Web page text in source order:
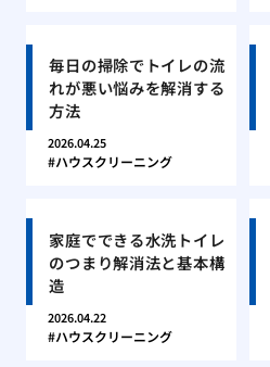
毎日の掃除でトイレの流
れが悪い悩みを解消する
方法
2026.04.25
ハウスクリーニング
家庭でできる水洗トイレ
のつまり解消法と基本構
造
2026.04.22
ハウスクリーニング